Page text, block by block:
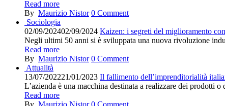
Read more
By Maurizio Nistor 0 Comment
Sociologia
02/09/202402/09/2024 Kaizen: i segreti del miglioramento
Negli ultimi 50 anni si è sviluppata una nuova rivoluzione
Read more
By Maurizio Nistor 0 Comment
Attualità
13/07/202221/01/2023 Il fallimento dell’imprenditorialità
L’azienda è una macchina destinata a realizzare dei prodotti
Read more
By Maurizio Nistor 0 Comment